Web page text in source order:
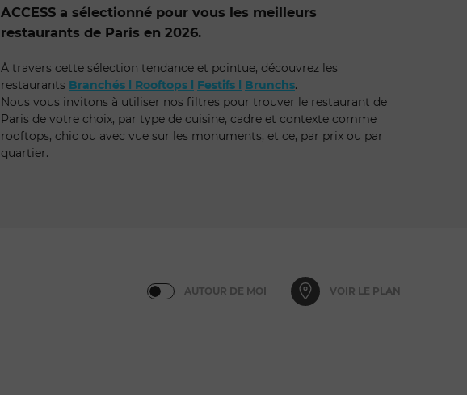
ACCESS a sélectionné pour vous les meilleurs
restaurants de Paris en 2026.
À travers cette sélection tendance et pointue, découvrez les
restaurants Branchés l Rooftops l Festifs l Brunchs.
Nous vous invitons à utiliser nos filtres pour trouver le restaurant de
Paris de votre choix, par type de cuisine, cadre et contexte comme
rooftops, chic ou avec vue sur les monuments, et ce, par prix ou par
quartier.
AUTOUR DE MOI VOIR LE PLAN